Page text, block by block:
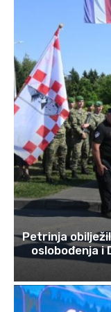
Petrinja
oslobođenja i